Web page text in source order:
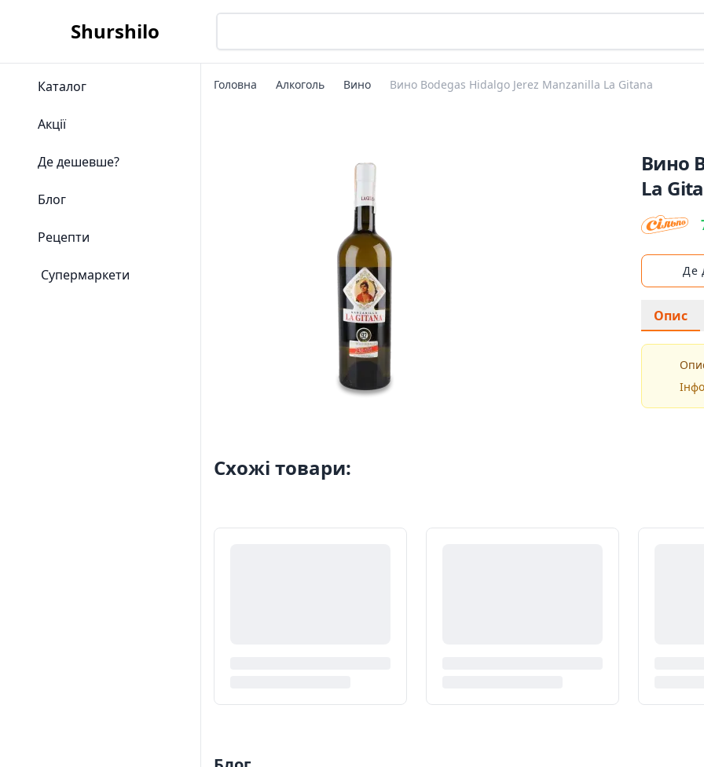
Shurshilo
Каталог
Акції
Де дешевше?
Блог
Рецепти
Супермаркети
Головна Алкоголь Вино Вино Bodegas Hidalgo Jerez Manzanilla La Gitana
Вино
La
Де
Опис
Схожі товари: